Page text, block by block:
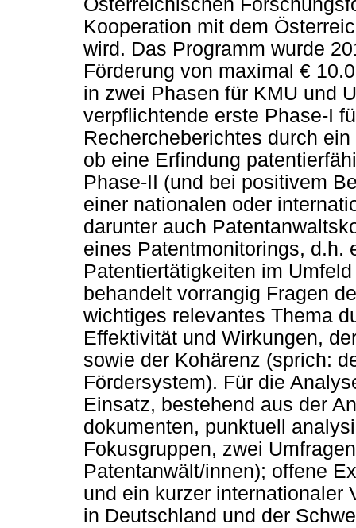
Österreichischen
Kooperation mit dem
wird. Das Programm wurde
Förderung von maximal €
in zwei Phasen für KMU und
verpflichtende erste Phase-I
Rechercheberichtes durch
ob eine Erfindung
Phase-II (und bei positivem
einer nationalen oder
darunter auch
eines Patentmonitorings, d.h.
Patentiertätigkeiten im
behandelt vorrangig Fragen
wichtiges relevantes Thema
Effektivität und Wirkungen,
sowie der Kohärenz (sprich:
Fördersystem). Für die
Einsatz, bestehend aus der
dokumenten, punktuell
Fokusgruppen, zwei
Patentanwält/innen); offene
und ein kurzer internationaler
in Deutschland und der